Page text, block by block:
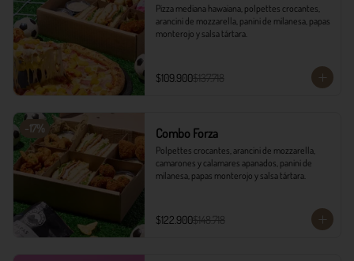
Pizza mediana hawaiana, polpettes crocantes,
arancini de mozzarella, panini de milanesa, papas
monterojo y salsa tártara.
$109.900$137.718
-17% Combo Forza
Polpettes crocantes, arancini de mozzarella,
camarones y calamares apanados, panini de
milanesa, papas monterojo y salsa tártara.
$122.900$148.718